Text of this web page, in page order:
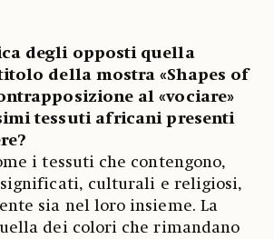
degli opposti quella
della mostra «Shapes of
al «vociare»
tessuti africani presenti
i tessuti che contengono,
culturali e religiosi,
sia nel loro insieme. La
dei colori che rimandano